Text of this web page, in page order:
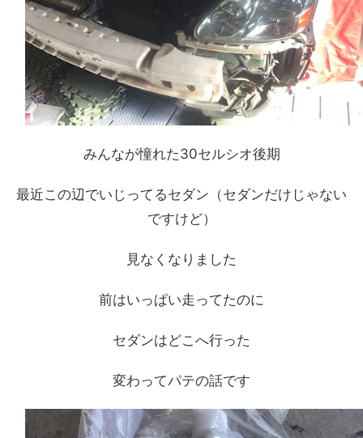
みんなが憧れた30セルシオ後期
最近この辺でいじってるセダン（セダンだけじゃない
ですけど）
見なくなりました
前はいっぱい走ってたのに
セダンはどこへ行った
変わってパテの話です